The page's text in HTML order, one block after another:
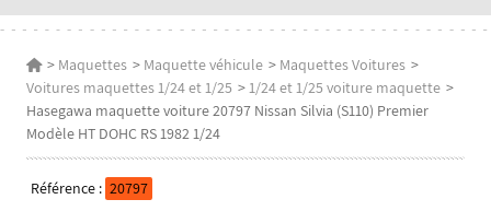
> Maquettes > Maquette véhicule > Maquettes Voitures >
Voitures maquettes 1/24 et 1/25 >1/24 et 1/25 voiture maquette >
Hasegawa maquette voiture 20797 Nissan Silvia (S110) Premier
Modèle HT DOHC RS 1982 1/24
Référence : 20797